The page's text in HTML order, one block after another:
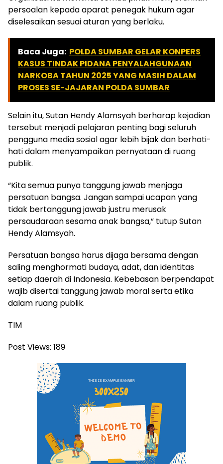
persoalan kepada aparat penegak hukum agar
diselesaikan sesuai aturan yang berlaku.
Baca Juga: POLDA SUMBAR GELAR KONPERS
KASUS TINDAK PIDANA PENYALAHGUNAAN
NARKOBA TAHUN 2025 YANG MASIH DALAM
PROSES SE-JAJARAN POLDA SUMBAR
Selain itu, Sutan Hendy Alamsyah berharap kejadian
tersebut menjadi pelajaran penting bagi seluruh
pengguna media sosial agar lebih bijak dan berhati-
hati dalam menyampaikan pernyataan di ruang
publik.
“Kita semua punya tanggung jawab menjaga
persatuan bangsa. Jangan sampai ucapan yang
tidak bertanggung jawab justru merusak
persaudaraan sesama anak bangsa,” tutup Sutan
Hendy Alamsyah.
Persatuan bangsa harus dijaga bersama dengan
saling menghormati budaya, adat, dan identitas
setiap daerah di Indonesia. Kebebasan berpendapat
wajib disertai tanggung jawab moral serta etika
dalam ruang publik.
TIM
Post Views: 189